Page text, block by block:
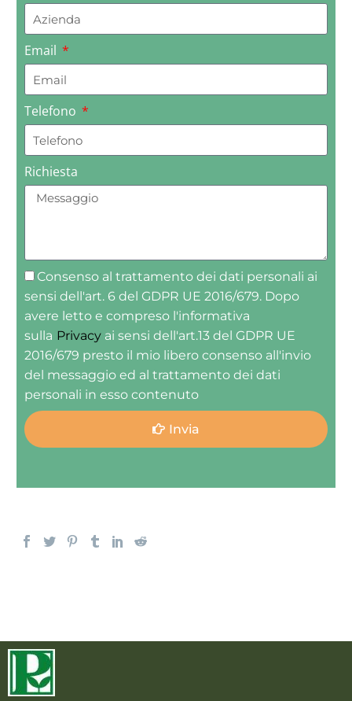
Email
Telefono
Richiesta
Consenso al trattamento dei dati personali ai
sensi dell'art. 6 del GDPR UE 2016/679. Dopo
avere letto e compreso l'informativa
sulla Privacy ai sensi dell'art.13 del GDPR UE
2016/679 presto il mio libero consenso all'invio
del messaggio ed al trattamento dei dati
personali in esso contenuto
Invia